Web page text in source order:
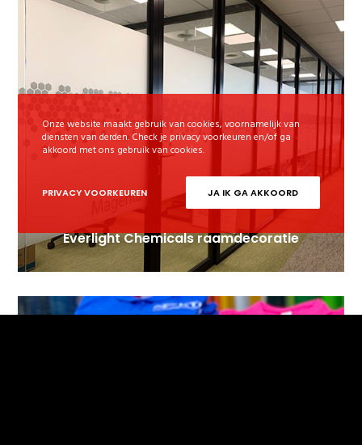
Everlight Chemicals raamdecoratie
Onze website maakt gebruik van cookies, voornamelijk van
diensten van derden. Check je privacy voorkeuren en/of ga
akkoord met ons gebruik van cookies.
PRIVACY VOORKEUREN JA IK GA AKKOORD